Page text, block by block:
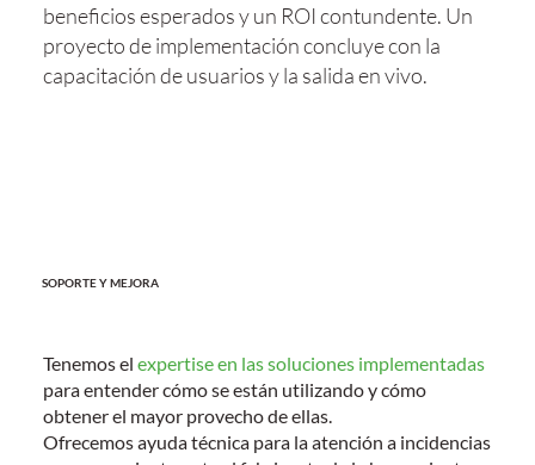
beneficios esperados y un ROI contundente. Un
proyecto de implementación concluye con la
capacitación de usuarios y la salida en vivo.
SOPORTE Y MEJORA
Tenemos el expertise en las soluciones implementadas
para entender cómo se están utilizando y cómo
obtener el mayor provecho de ellas.
Ofrecemos ayuda técnica para la atención a incidencias